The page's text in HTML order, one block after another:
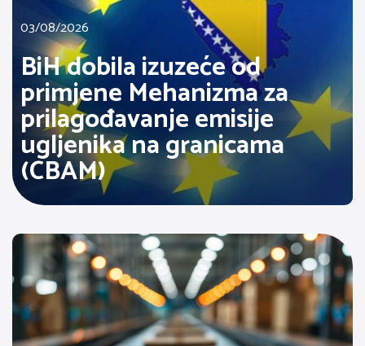
03/08/2026
BiH dobila izuzeće od
primjene Mehanizma za
prilagođavanje emisije
ugljenika na granicama
(CBAM)